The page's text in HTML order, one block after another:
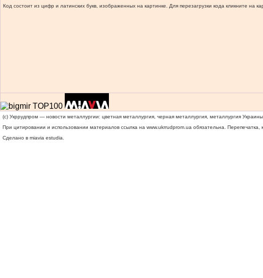
Код состоит из цифр и латинских букв, изображенных на картинке. Для перезагрузки кода кликните на
(c) Укррудпром — новости металлургии: цветная металлургия, черная металлургия, металлургия Украины
При цитировании и использовании материалов ссылка на www.ukrrudprom.ua обязательна. Перепечатка,
Сделано в miavia estudia.